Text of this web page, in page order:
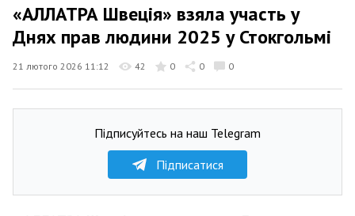
«АЛЛАТРА Швеція» взяла участь у
Днях прав людини 2025 у Стокгольмі
21 лютого 2026 11:12 42 0 0 0
Підписуйтесь на наш Telegram
Підписатися